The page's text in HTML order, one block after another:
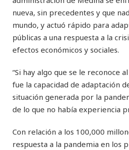
nueva, sin precedentes y que
mundo, y actuó rápido para
públicas a una respuesta a la
efectos económicos y sociales.
“Si hay algo que se le reconoce
fue la capacidad de adaptación
situación generada por la
de lo que no había experiencia
Con relación a los 100,000
respuesta a la pandemia en los